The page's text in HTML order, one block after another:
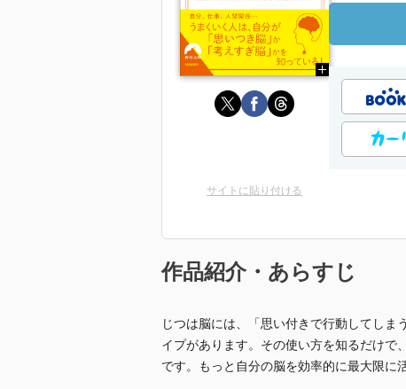
サイトに貼り付ける
作品紹介・あらすじ
じつは脳には、「思い付きで行動してしま
イプがあります。その使い方を知るだけで
です。もっと自分の脳を効率的に最大限に